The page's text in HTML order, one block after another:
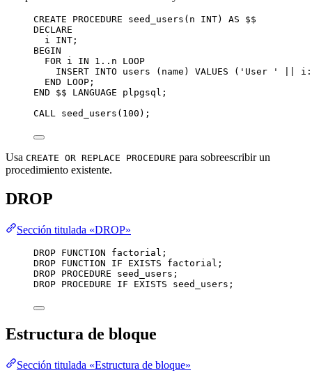
CREATE PROCEDURE seed_users(n INT) AS $$
DECLARE
i INT ;
BEGIN
FOR i IN 1 ..n LOOP
INSERT INTO users ( name ) VALUES ( ' User '
END
LOOP ;
END $$ LANGUAGE plpgsql;
CALL
seed_users( 100 );
Usa CREATE OR REPLACE PROCEDURE para sobreescribir un
procedimiento existente.
DROP
Sección titulada «DROP»
DROP FUNCTION factorial;
DROP FUNCTION IF EXISTS factorial;
DROP PROCEDURE seed_users;
DROP PROCEDURE IF EXISTS seed_users;
Estructura de bloque
Sección titulada «Estructura de bloque»